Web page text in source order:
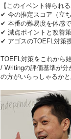
【このイベント得られる
✔ 今の推定スコア（立
✔ 本番の難易度を体感
✔ 減点ポイントと改善
✔ アゴスのTOEFL対策
TOEFL対策をこれから
/ Writingの評価基準が
の方がいらっしゃるか